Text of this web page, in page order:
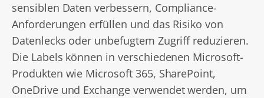
sensiblen Daten verbessern, Compliance-
Anforderungen erfüllen und das Risiko von
Datenlecks oder unbefugtem Zugriff reduzieren.
Die Labels können in verschiedenen Microsoft-
Produkten wie Microsoft 365, SharePoint,
OneDrive und Exchange verwendet werden, um